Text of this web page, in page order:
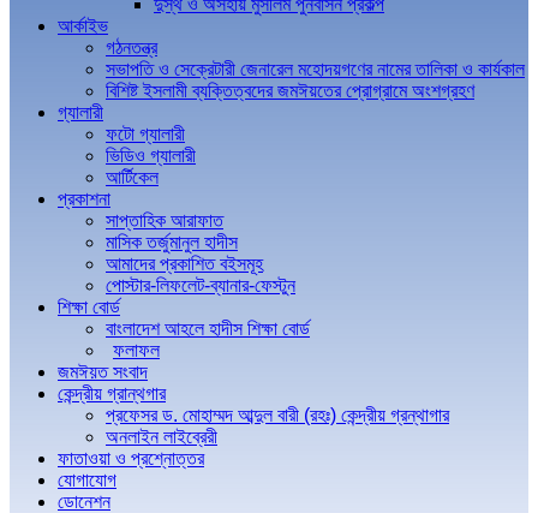
দুস্থ ও অসহায় মুসলিম পুনর্বাসন প্রকল্প
আর্কাইভ
গঠনতন্ত্র
সভাপতি ও সেক্রেটারী জেনারেল মহোদয়গণের নামের তালিকা ও কার্যকাল
বিশিষ্ট ইসলামী ব্যক্তিত্বদের জমঈয়তের প্রোগ্রামে অংশগ্রহণ
গ্যালারী
ফটো গ্যালারী
ভিডিও গ্যালারী
আর্টিকেল
প্রকাশনা
সাপ্তাহিক আরাফাত
মাসিক তর্জুমানুল হাদীস
আমাদের প্রকাশিত বইসমূহ
পোস্টার-লিফলেট-ব্যানার-ফেস্টুন
শিক্ষা বোর্ড
বাংলাদেশ আহলে হাদীস শিক্ষা বোর্ড
ফলাফল
জমঈয়ত সংবাদ
কেন্দ্রীয় গ্রান্থগার
প্রফেসর ড. মোহাম্মদ আব্দুল বারী (রহঃ) কেন্দ্রীয় গ্রন্থাগার
অনলাইন লাইব্রেরী
ফাতাওয়া ও প্রশ্নোত্তর
যোগাযোগ
ডোনেশন